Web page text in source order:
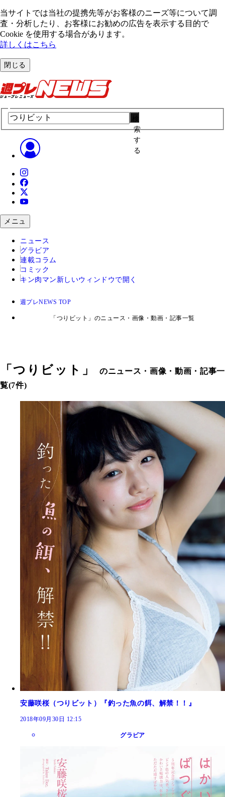
当サイトでは当社の提携先等がお客様のニーズ等について調
査・分析したり、お客様にお勧めの広告を表⽰する⽬的で
Cookie を使⽤する場合があります。
詳しくはこちら
閉じる
索
す
る
メニュ
ニュース
グラビア
連載コラム
コミック
キン肉マン 新しいウィンドウで開く
週プレNEWS TOP
「つりビット」のニュース・画像・動画・記事一覧
「つりビット 」のニュース・画像・動画・記事一
覧(7件)
安藤咲桜（つりビット）『釣った魚の餌、解禁！！』
2018年09月30日 12:15
グラビア